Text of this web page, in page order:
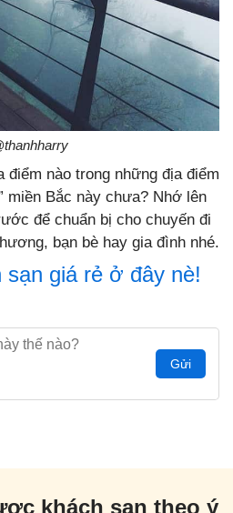
điểm nào trong những địa điểm
miền Bắc này chưa? Nhớ lên
để chuẩn bị cho chuyến đi
bạn bè hay gia đình nhé.
giá rẻ ở đây nè!
Gửi
khách sạn theo ý